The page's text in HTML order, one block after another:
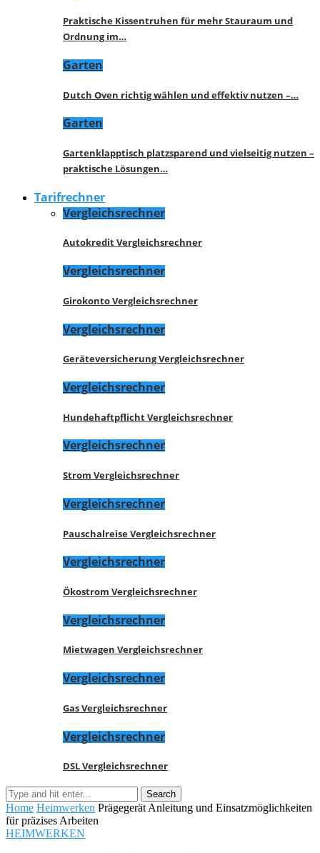
Praktische Kissentruhen für mehr Stauraum und
Ordnung im…
Garten
Dutch Oven richtig wählen und effektiv nutzen –…
Garten
Gartenklapptisch platzsparend und vielseitig nutzen –
praktische Lösungen…
Tarifrechner
Vergleichsrechner
Autokredit Vergleichsrechner
Vergleichsrechner
Girokonto Vergleichsrechner
Vergleichsrechner
Geräteversicherung Vergleichsrechner
Vergleichsrechner
Hundehaftpflicht Vergleichsrechner
Vergleichsrechner
Strom Vergleichsrechner
Vergleichsrechner
Pauschalreise Vergleichsrechner
Vergleichsrechner
Ökostrom Vergleichsrechner
Vergleichsrechner
Mietwagen Vergleichsrechner
Vergleichsrechner
Gas Vergleichsrechner
Vergleichsrechner
DSL Vergleichsrechner
Home Heimwerken Prägegerät Anleitung und Einsatzmöglichkeiten
für präzises Arbeiten
HEIMWERKEN